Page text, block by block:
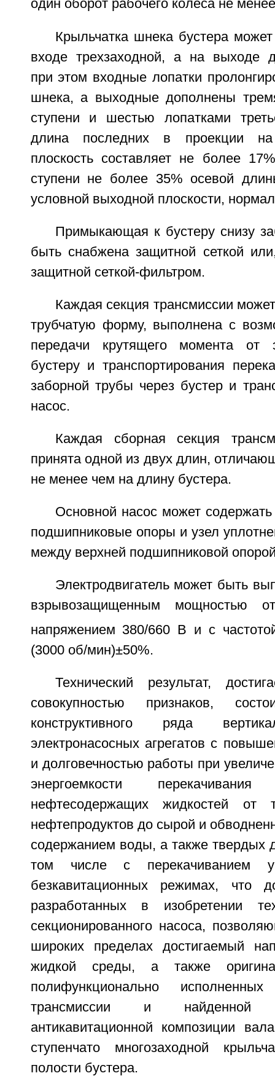
один оборот рабочего колеса не
Крыльчатка шнека бустера
входе трехзаходной, а на выходе
при этом входные лопатки
шнека, а выходные дополнены
ступени и шестью лопатками
длина последних в проекции на
плоскость составляет не более
ступени не более 35% осевой
условной выходной плоскости,
Примыкающая к бустеру снизу
быть снабжена защитной сеткой
защитной сеткой-фильтром.
Каждая секция трансмиссии
трубчатую форму, выполнена с
передачи крутящего момента от
бустеру и транспортирования
заборной трубы через бустер и
насос.
Каждая сборная секция
принята одной из двух длин,
не менее чем на длину бустера.
Основной насос может
подшипниковые опоры и узел
между верхней подшипниковой
Электродвигатель может быть
взрывозащищенным
напряжением 380/660 В и с
(3000 об/мин)±50%.
Технический результат,
совокупностью признаков,
конструктивного ряда
электронасосных агрегатов с
и долговечностью работы при
энергоемкости
нефтесодержащих жидкостей от
нефтепродуктов до сырой и
содержанием воды, а также твердых
том числе с перекачиванием
безкавитационных режимах, что
разработанных в изобретении
секционированного насоса,
широких пределах достигаемый
жидкой среды, а также
полифункционально
трансмиссии и найденной
антикавитационной композиции
ступенчато многозаходной
полости бустера.